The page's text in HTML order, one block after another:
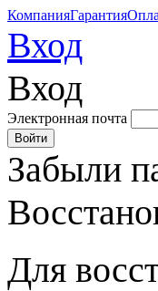
КомпанияГарантия
Вход
Вход
Электронная почта
Забыли
Для